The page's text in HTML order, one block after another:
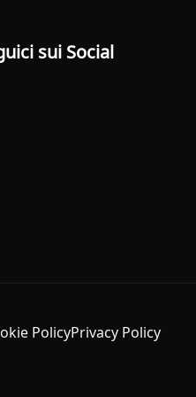
sui Social
PolicyPrivacy Policy